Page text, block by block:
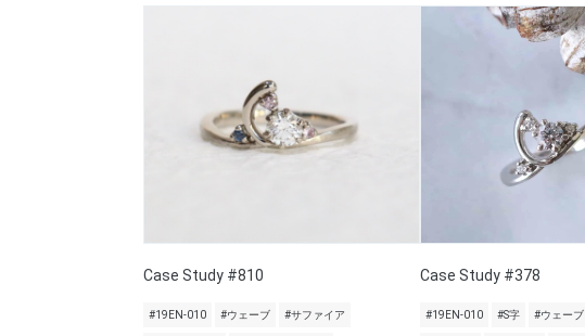
Case Study #810
#19EN-010 #ウェーブ #サファイア
Case Study #378
#19EN-010 #S字 #ウェーブ